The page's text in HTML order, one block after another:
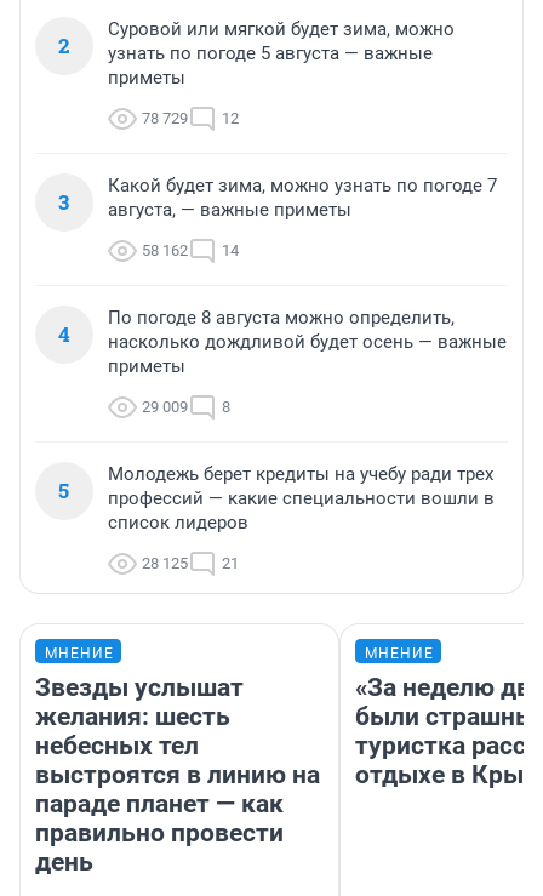
2
Суровой или мягкой будет зима, можно
узнать по погоде 5 августа — важные
приметы
78 729 12
3
Какой будет зима, можно узнать по погоде 7
августа, — важные приметы
58 162 14
4
По погоде 8 августа можно определить,
насколько дождливой будет осень — важные
приметы
29 009 8
5
Молодежь берет кредиты на учебу ради трех
профессий — какие специальности вошли в
список лидеров
28 125 21
МНЕНИЕ
Звезды услышат
желания: шесть
небесных тел
выстроятся в линию на
параде планет — как
правильно провести
день
МНЕНИЕ
«За неделю
были
туристка
отдыхе в